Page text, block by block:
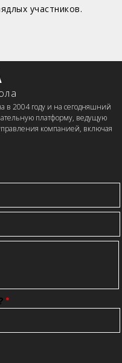
участников.
в 2004 году и на сегодняшний
платформу, ведущую
компанией, включая
*